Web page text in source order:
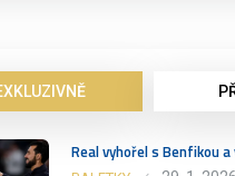
Real vyhořel s Benfikou